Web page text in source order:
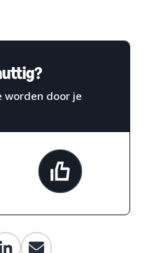
worden door je